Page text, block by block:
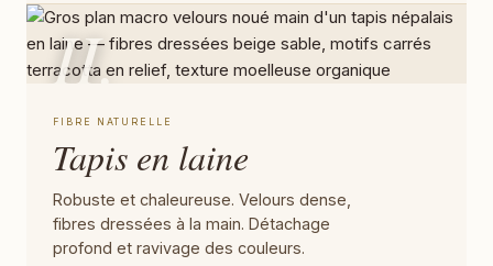
II.
FIBRE NATURELLE
Tapis en laine
Robuste et chaleureuse. Velours dense,
fibres dressées à la main. Détachage
profond et ravivage des couleurs.